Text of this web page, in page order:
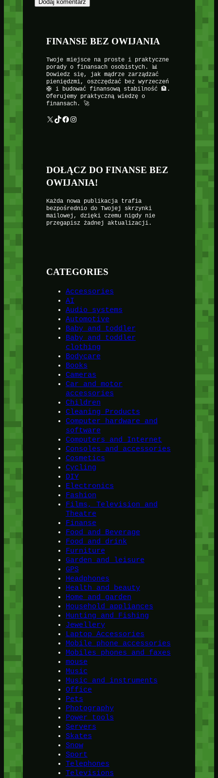
FINANSE BEZ OWIJANIA
Twoje miejsce na proste i praktyczne
porady o finansach osobistych. 📊
Dowiedz się, jak mądrze zarządzać
pieniędzmi, oszczędzać bez wyrzeczeń
🛟 i budować finansową stabilność 🏦.
Oferujemy praktyczną wiedzę o
finansach. 🚀
X TikTok Facebook Instagram
DOŁĄCZ DO FINANSE BEZ
OWIJANIA!
Każda nowa publikacja trafia
bezpośrednio do Twojej skrzynki
mailowej, dzięki czemu nigdy nie
przegapisz żadnej aktualizacji.
CATEGORIES
Accessories
AI
Audio systems
Automotive
Baby and toddler
Baby and toddler
clothing
Bodycare
Books
Cameras
Car and motor
accessories
Children
Cleaning Products
Computer hardware and
software
Computers and Internet
Consoles and accessories
Cosmetics
Cycling
DIY
Electronics
Fashion
Films, Television and
Theatre
Finanse
Food and Beverage
Food and drink
Furniture
Garden and leisure
GPS
Headphones
Health and beauty
Home and garden
Household appliances
Hunting and Fishing
Jewellery
Laptop Accessories
Mobile phone accessories
Mobiles phones and faxes
mouse
Music
Music and instruments
Office
Pets
Photography
Power tools
Servers
Skates
Snow
Sport
Telephones
Televisions